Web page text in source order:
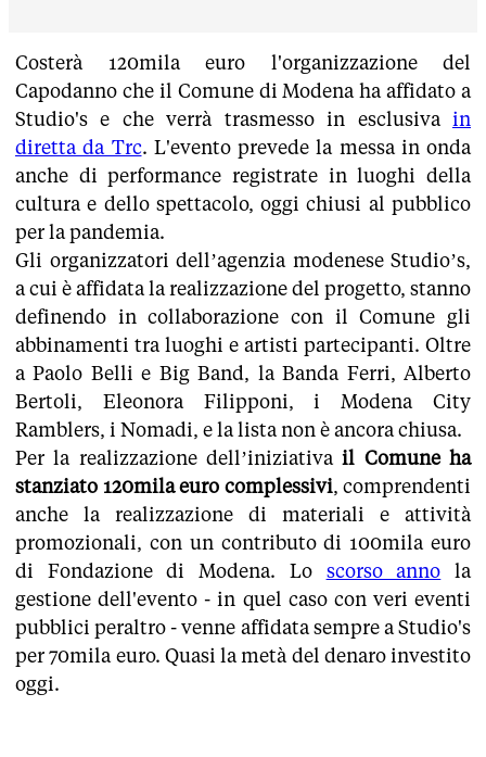
Costerà 120mila euro l'organizzazione del
Capodanno che il Comune di Modena ha affidato a
Studio's e che verrà trasmesso in esclusiva in
diretta da Trc. L'evento prevede la messa in onda
anche di performance registrate in luoghi della
cultura e dello spettacolo, oggi chiusi al pubblico
per la pandemia.
Gli organizzatori dell’agenzia modenese Studio’s,
a cui è affidata la realizzazione del progetto, stanno
definendo in collaborazione con il Comune gli
abbinamenti tra luoghi e artisti partecipanti. Oltre
a Paolo Belli e Big Band, la Banda Ferri, Alberto
Bertoli, Eleonora Filipponi, i Modena City
Ramblers, i Nomadi, e la lista non è ancora chiusa.
Per la realizzazione dell’iniziativail Comune ha
stanziato 120mila euro complessivi, comprendenti
anche la realizzazione di materiali e attività
promozionali, con un contributo di 100mila euro
di Fondazione di Modena. Lo scorso anno la
gestione dell'evento - in quel caso con veri eventi
pubblici peraltro - venne affidata sempre a Studio's
per 70mila euro. Quasi la metà del denaro investito
oggi.